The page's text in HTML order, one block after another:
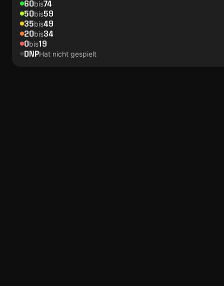
60bis74
50bis59
35bis49
20bis34
0bis19
DNPHat nicht gespielt